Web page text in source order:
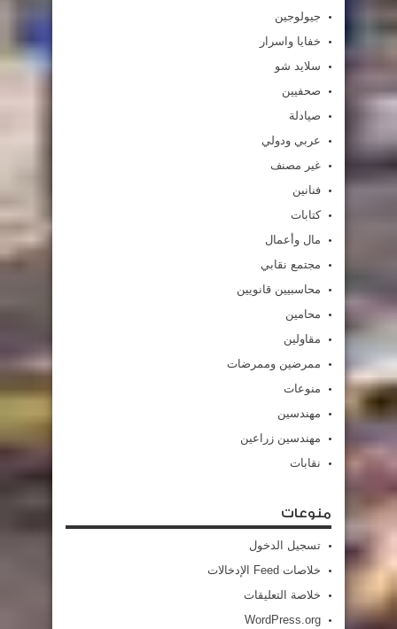
جيولوجين
خفايا واسرار
سلايد شو
صحفيين
صيادلة
عربي ودولي
غير مصنف
فنانين
كتابات
مال وأعمال
مجتمع نقابي
محاسبيين قانويين
محامين
مقاولين
ممرضين وممرضات
منوعات
مهندسين
مهندسين زراعين
نقابات
منوعات
تسجيل الدخول
خلاصات Feed الإدخالات
خلاصة التعليقات
WordPress.org